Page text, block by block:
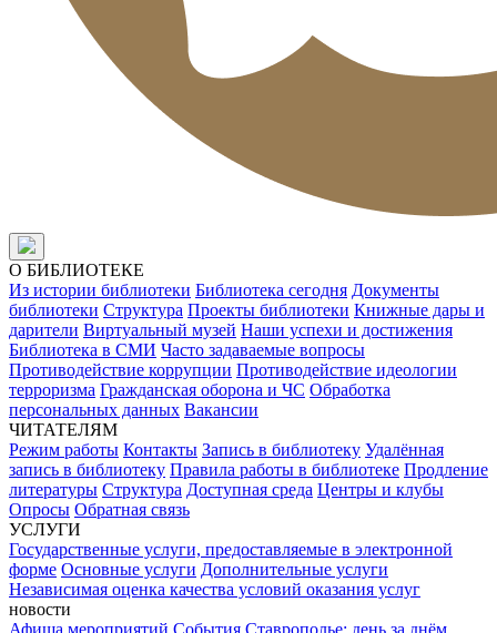
О БИБЛИОТЕКЕ
Из истории библиотеки Библиотека сегодня Документы
библиотеки Структура Проекты библиотеки Книжные дары и
дарители Виртуальный музей Наши успехи и достижения
Библиотека в СМИ Часто задаваемые вопросы
Противодействие коррупции Противодействие идеологии
терроризма Гражданская оборона и ЧС Обработка
персональных данных Вакансии
ЧИТАТЕЛЯМ
Режим работы Контакты Запись в библиотеку Удалённая
запись в библиотеку Правила работы в библиотеке Продление
литературы Структура Доступная среда Центры и клубы
Опросы Обратная связь
УСЛУГИ
Государственные услуги, предоставляемые в электронной
форме Основные услуги Дополнительные услуги
Независимая оценка качества условий оказания услуг
новости
Афиша мероприятий События Ставрополье: день за днём